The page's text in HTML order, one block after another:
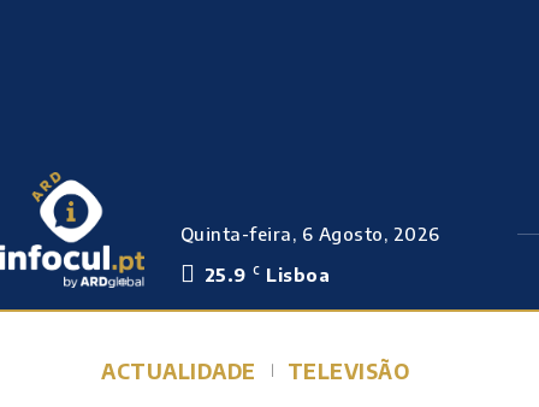
Quinta-feira, 6 Agosto, 2026
25.9 C Lisboa
ACTUALIDADE TELEVISÃO